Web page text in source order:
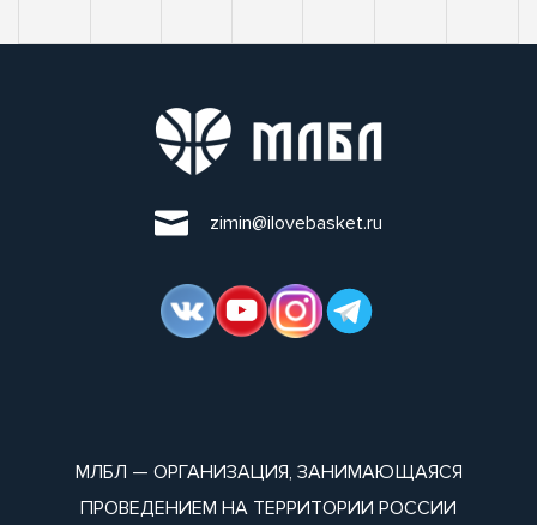
zimin@ilovebasket.ru
МЛБЛ — ОРГАНИЗАЦИЯ, ЗАНИМАЮЩАЯСЯ
ПРОВЕДЕНИЕМ НА ТЕРРИТОРИИ РОССИИ